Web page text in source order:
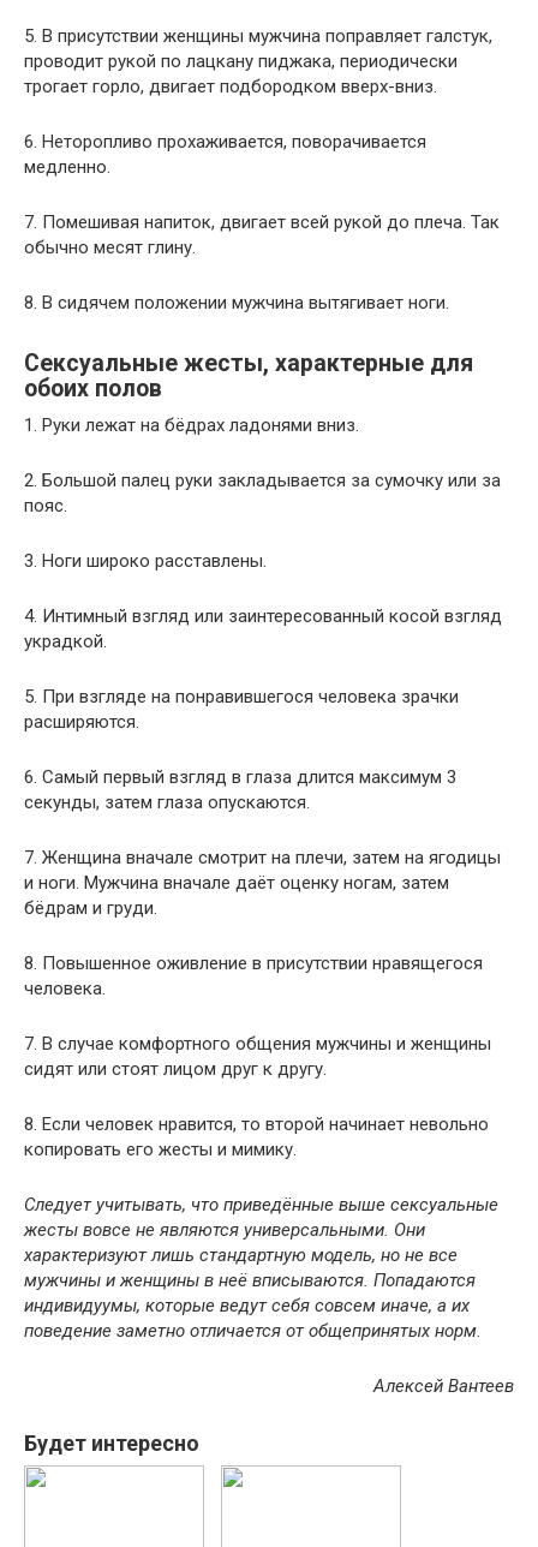
5. В присутствии женщины мужчина поправляет галстук,
проводит рукой по лацкану пиджака, периодически
трогает горло, двигает подбородком вверх-вниз.
6. Неторопливо прохаживается, поворачивается
медленно.
7. Помешивая напиток, двигает всей рукой до плеча. Так
обычно месят глину.
8. В сидячем положении мужчина вытягивает ноги.
Сексуальные жесты, характерные для
обоих полов
1. Руки лежат на бёдрах ладонями вниз.
2. Большой палец руки закладывается за сумочку или за
пояс.
3. Ноги широко расставлены.
4. Интимный взгляд или заинтересованный косой взгляд
украдкой.
5. При взгляде на понравившегося человека зрачки
расширяются.
6. Самый первый взгляд в глаза длится максимум 3
секунды, затем глаза опускаются.
7. Женщина вначале смотрит на плечи, затем на ягодицы
и ноги. Мужчина вначале даёт оценку ногам, затем
бёдрам и груди.
8. Повышенное оживление в присутствии нравящегося
человека.
7. В случае комфортного общения мужчины и женщины
сидят или стоят лицом друг к другу.
8. Если человек нравится, то второй начинает невольно
копировать его жесты и мимику.
Следует учитывать, что приведённые выше сексуальные
жесты вовсе не являются универсальными. Они
характеризуют лишь стандартную модель, но не все
мужчины и женщины в неё вписываются. Попадаются
индивидуумы, которые ведут себя совсем иначе, а их
поведение заметно отличается от общепринятых норм.
Алексей Вантеев
Будет интересно